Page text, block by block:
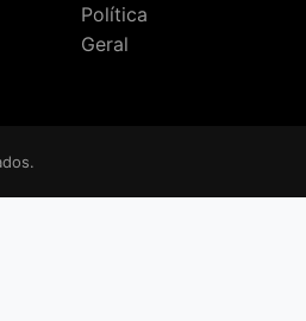
Política
Geral